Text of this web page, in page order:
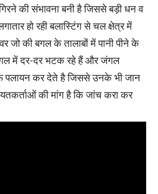
की संभावना बनी है जिससे बड़ी धन व
हो रही बलास्टिंग से चल क्षेत्र में
जो की बगल के तालाबों में पानी पीने के
में दर-दर भटक रहे हैं और जंगल
पलायन कर देते है जिससे उनके भी जान
की मांग है कि जांच करा कर